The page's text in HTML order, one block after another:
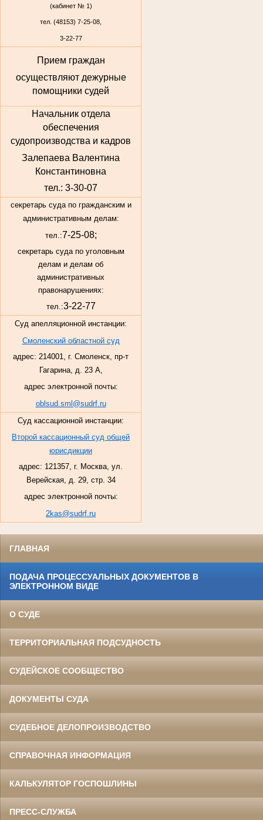
(кабинет № 1)
тел. (48153) 7-25-08,
3-22-77
Прием граждан
осуществляют дежурные
помощники судей
Начальник отдела
обеспечения
судопроизводства и кадров
Залепаева Валентина
Константиновна
тел.: 3-30-07
секретарь суда по гражданским и
административным делам:
тел.:7-25-08;
секретарь суда по уголовным
делам и делам об
административных
правонарушениях:
тел.:3-22-77
Суд апелляционной инстанции:
Смоленский областной суд
адрес: 214001, г. Смоленск, пр-т
Гагарина, д. 23 А,
адрес электронной почты:
oblsud.sml@sudrf.ru
Суд кассационной инстанции:
Второй кассационный суд общей
юрисдикции
адрес: 121357, г. Москва, ул.
Верейская, д. 29, стр. 34
адрес электронной почты:
2kas@sudrf.ru
ГЛАВНАЯ
ПОДАЧА ПРОЦЕССУАЛЬНЫХ ДОКУМЕНТОВ В
ЭЛЕКТРОННОМ ВИДЕ
О СУДЕ
ТЕРРИТОРИАЛЬНАЯ ПОДСУДНОСТЬ
СУДЕЙСКОЕ СООБЩЕСТВО
ДОКУМЕНТЫ СУДА
СУДЕБНОЕ ДЕЛОПРОИЗВОДСТВО
СПРАВОЧНАЯ ИНФОРМАЦИЯ
КАЛЬКУЛЯТОР ГОСПОШЛИНЫ
ПРЕСС-СЛУЖБА